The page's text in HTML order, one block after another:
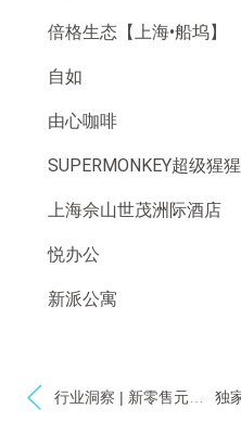
倍格生态【上海•船坞】
自如
由心咖啡
SUPERMONKEY超级猩猩
上海佘山世茂洲际酒店
悦办公
新派公寓